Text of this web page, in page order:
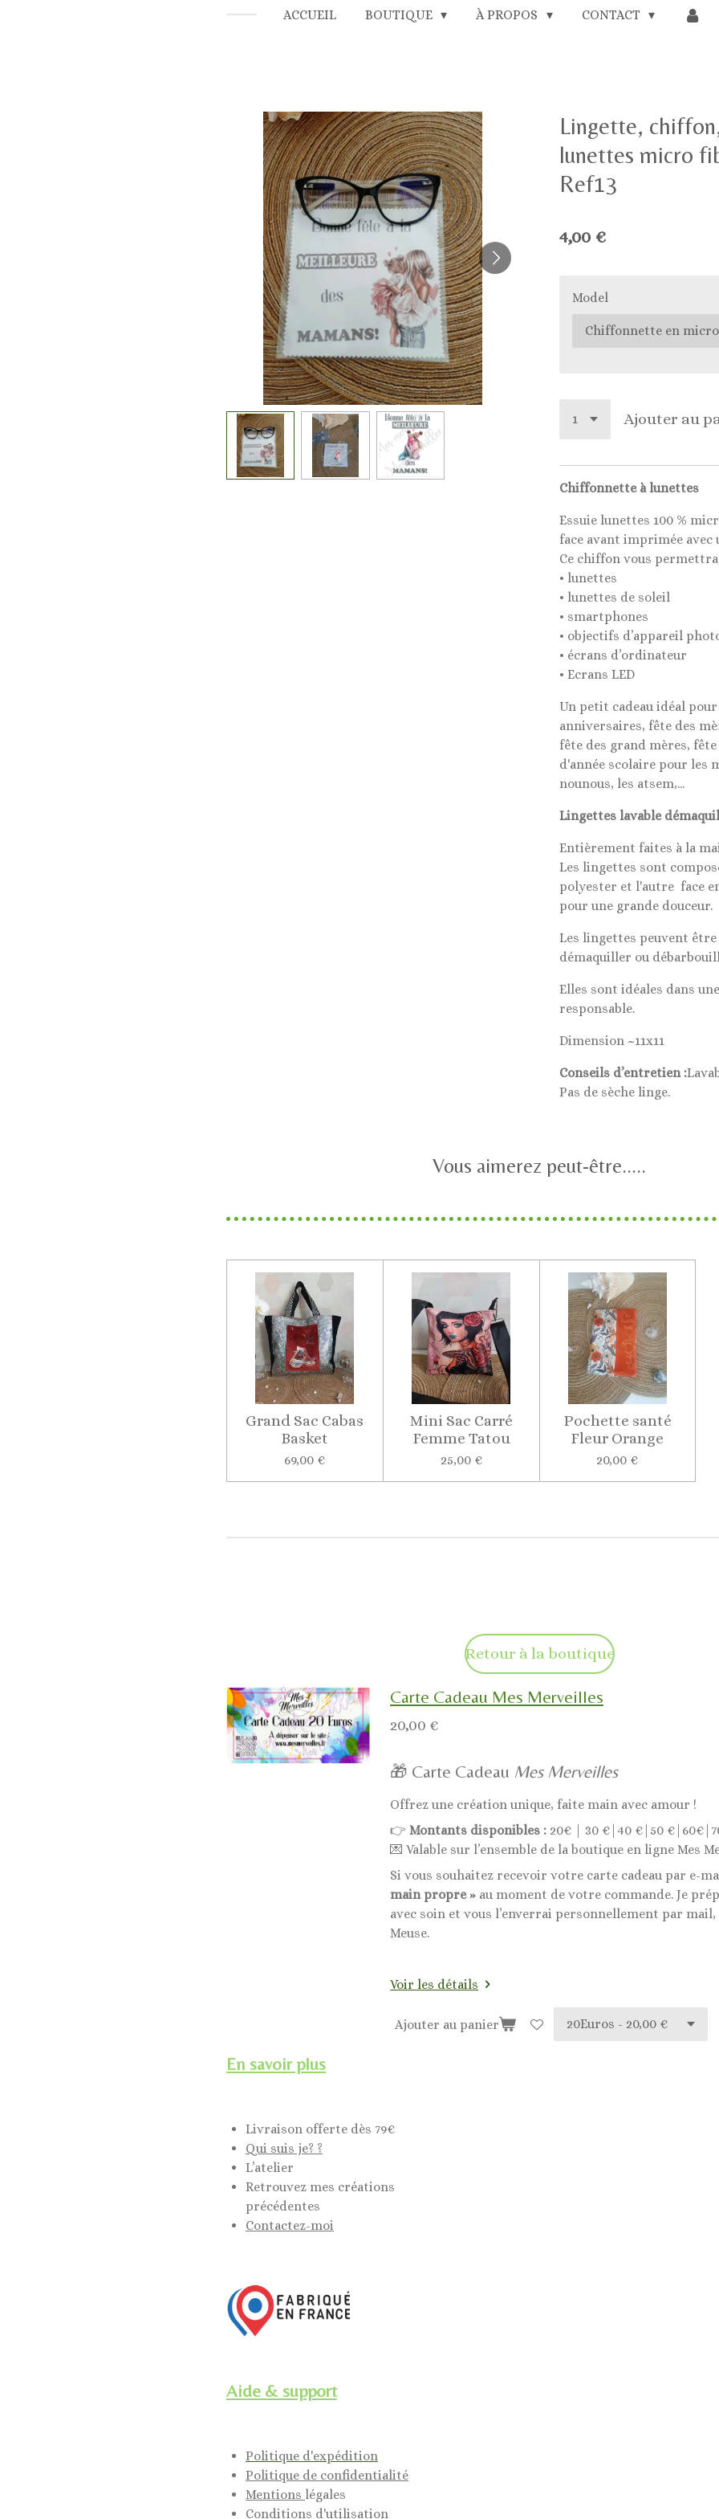
ACCUEIL BOUTIQUE À PROPOS CONTACT
Lingette,
lunettes micro
Ref13
4,00 €
Model
Ajouter au
Chiffonnette à lunettes
Essuie lunettes 100 %
face avant imprimée avec
Ce chiffon vous
• lunettes
• lunettes de soleil
• smartphones
• objectifs d’appareil
• écrans d’ordinateur
• Ecrans LED
Un petit cadeau idéal
anniversaires, fête des
fête des grand mères,
d'année scolaire pour les
nounous, les atsem,...
Lingettes lavable
Entièrement faites à la
Les lingettes sont
polyester et l'autre face
pour une grande douceur.
Les lingettes peuvent
démaquiller ou
Elles sont idéales dans
responsable.
Dimension ~11x11
Conseils d’entretien :
Pas de sèche linge.
Vous aimerez peut-être.....
Grand Sac Cabas
Basket
69,00 €
Mini Sac Carré
Femme Tatou
25,00 €
Pochette santé
Fleur Orange
20,00 €
Retour à la boutique
Carte Cadeau Mes Merveilles
20,00 €
🎁 Carte Cadeau Mes Merveilles
Offrez une création unique, faite main avec amour !
👉 Montants disponibles : 20€ | 30 €|40 €|50
💌 Valable sur l’ensemble de la boutique en ligne Mes
Si vous souhaitez recevoir votre carte cadeau par e-
main propre » au moment de votre commande. Je
avec soin et vous l’enverrai personnellement par
Meuse.
Voir les détails
Ajouter au panier
En savoir plus
Livraison offerte dès 79€
Qui suis je? ?
L’atelier
Retrouvez mes créations
précédentes
Contactez-moi
Aide & support
Politique d'expédition
Politique de confidentialité
Mentions légales
Conditions d'utilisation